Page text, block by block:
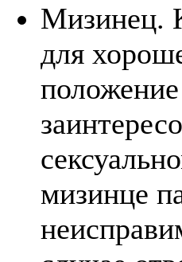
Мизинец.
для
положение
мизинце